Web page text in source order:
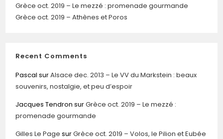
Grèce oct. 2019 – Le mezzé : promenade gourmande
Grèce oct. 2019 – Athènes et Poros
Recent Comments
Pascal surAlsace dec. 2013 – Le VV du Markstein : beaux
souvenirs, nostalgie, et peu d’espoir
Jacques Tendron surGrèce oct. 2019 – Le mezzé :
promenade gourmande
Gilles Le Page surGrèce oct. 2019 – Volos, le Pilion et Eubée